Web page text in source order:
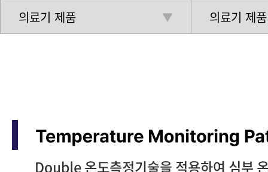
의료기 제품 ▼ 의료기 제품